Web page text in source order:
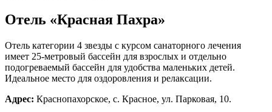
Смотреть все
Всё про свадьбы
Банкетные залы
Церемонии
Оформление и флористика
Отель «Красная Пахра»
Отель категории 4 звезды с курсом санаторного лечения
имеет 25-метровый бассейн для взрослых и отдельно
подогреваемый бассейн для удобства маленьких детей.
Идеальное место для оздоровления и релаксации.
Адрес: Краснопахорское, с. Красное, ул. Парковая, 10.